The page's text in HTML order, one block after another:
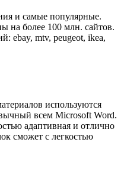
и самые популярные.
на более 100 млн. сайтов.
ebay, mtv, peugeot, ikea,
используются
всем Microsoft Word.
адаптивная и отлично
сможет с легкостью